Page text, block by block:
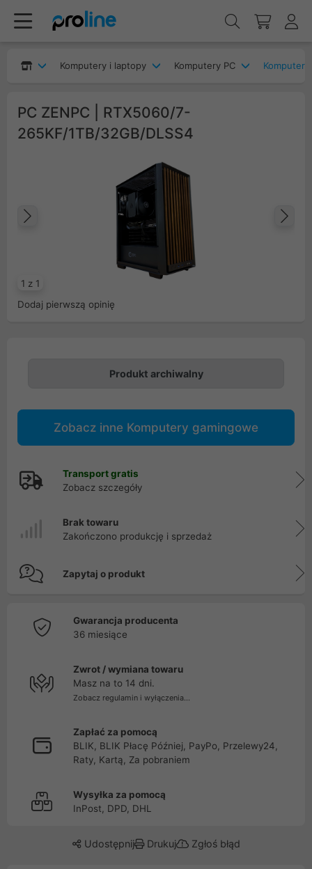
Komputery i laptopy Komputery PC
PC ZENPC | RTX5060/7-
265KF/1TB/32GB/DLSS4
1 z 1
Poprzedni
Dodaj pierwszą opinię
Produkt archiwalny
Zobacz inne Komputery gamingowe
Transport gratis
Zobacz szczegóły
Brak towaru
Zakończono produkcję i sprzedaż
Zapytaj o produkt
Gwarancja producenta
36 miesiące
Zwrot / wymiana towaru
Masz na to 14 dni.
Zobacz regulamin i wyłączenia...
Zapłać za pomocą
BLIK, BLIK Płacę Później, PayPo, Przelewy24,
Raty, Kartą, Za pobraniem
Wysyłka za pomocą
InPost, DPD, DHL
Udostępnij Drukuj Zgłoś błąd